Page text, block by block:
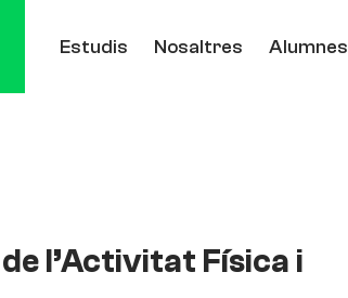
Estudis Nosaltres Alumnes
l’Activitat Física i